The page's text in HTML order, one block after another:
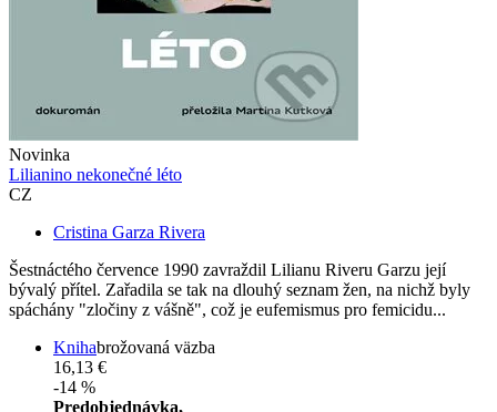
Novinka
Lilianino nekonečné léto
CZ
Cristina Garza Rivera
Šestnáctého července 1990 zavraždil Lilianu Riveru Garzu její
bývalý přítel. Zařadila se tak na dlouhý seznam žen, na nichž byly
spáchány "zločiny z vášně", což je eufemismus pro femicidu...
Knihabrožovaná väzba
16,13 €
-14 %
Predobjednávka,